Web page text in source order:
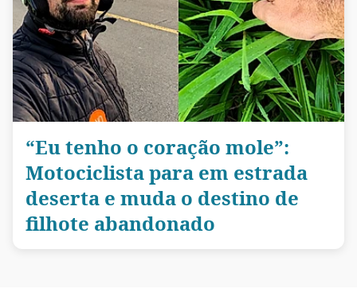
“Eu tenho o coração mole”:
Motociclista para em estrada
deserta e muda o destino de
filhote abandonado